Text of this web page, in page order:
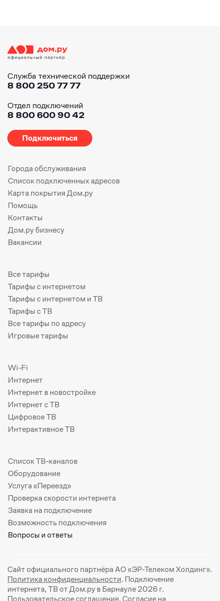
Служба технической поддержки
8 800 250 77 77
Отдел подключений
8 800 600 90 42
Подключиться
Города обслуживания
Список подключенных адресов
Карта покрытия Дом.ру
Помощь
Контакты
Дом.ру бизнесу
Вакансии
Все тарифы
Тарифы с интернетом
Тарифы с интернетом и ТВ
Тарифы с ТВ
Все тарифы по адресу
Игровые тарифы
Wi-Fi
Интернет
Интернет в новостройке
Интернет с ТВ
Цифровое ТВ
Интерактивное ТВ
Список ТВ-каналов
Оборудование
Услуга «Переезд»
Проверка скорости интернета
Заявка на подключение
Возможность подключения
Вопросы и ответы
Сайт официального партнёра АО «ЭР-Телеком Холдинг».
Политика конфиденциальности. Подключение
интернета, ТВ от Дом.ру в Барнауле 2026 г.
Пользовательское соглашение. Согласие на